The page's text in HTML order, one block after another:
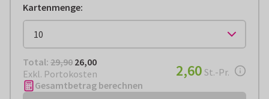
Kartenmenge:
Total: € 26,00
Total: 29,90 26,00
Exkl. Portokosten
€ 2,60pro Stück
2,60 St.-Pr.
Gesamtbetrag berechnen